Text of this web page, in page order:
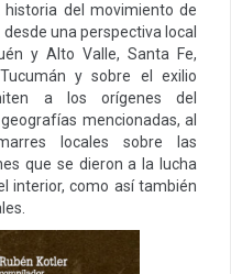
del movimiento de
una perspectiva local
y Alto Valle, Santa Fe,
y sobre el exilio
a los orígenes del
mencionadas, al
locales sobre las
que se dieron a la lucha
interior, como así también